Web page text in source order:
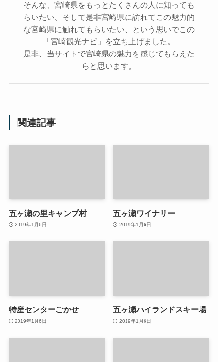
そんな、宮崎県をもっとたくさんの人に知っても
らいたい、そして是非宮崎県に訪れてこの魅力的
な宮崎県に触れてもらいたい、という思いでこの
「宮崎観光ナビ」を立ち上げました。
是非、当サイトで宮崎県の魅力を感じてもらえた
らと思います。
関連記事
五ヶ瀬の里キャンプ村
2019年1月6日
五ヶ瀬ワイナリー
2019年1月6日
特産センターごかせ
2019年1月6日
五ヶ瀬ハイランドスキー場
2019年1月6日